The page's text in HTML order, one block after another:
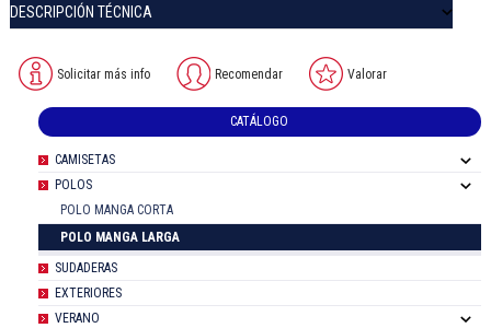
DESCRIPCIÓN TÉCNICA
Solicitar más info Recomendar Valorar
CATÁLOGO
CAMISETAS
POLOS
POLO MANGA CORTA
POLO MANGA LARGA
SUDADERAS
EXTERIORES
VERANO